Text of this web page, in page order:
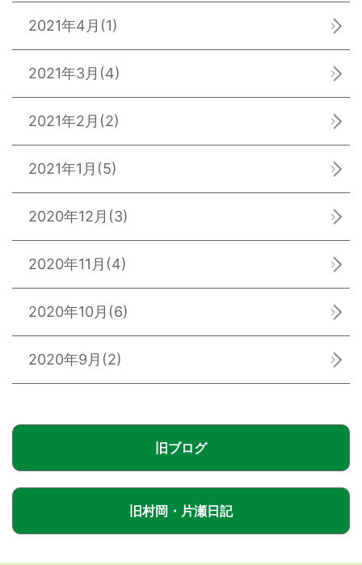
2021年4月 (1)
2021年3月 (4)
2021年2月 (2)
2021年1月 (5)
2020年12月 (3)
2020年11月 (4)
2020年10月 (6)
2020年9月 (2)
旧ブログ
旧村岡・片瀬日記